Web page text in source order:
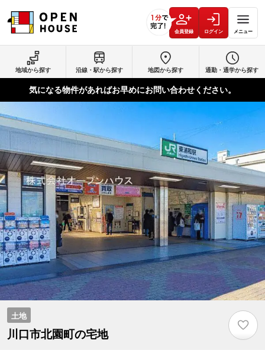
会員登録 ログイン メニュー
地域から探す 沿線・駅から探す 地図から探す 通勤・通学から探す
気になる物件があればお早めにお問い合わせください。
土地
川口市北園町の宅地
♡